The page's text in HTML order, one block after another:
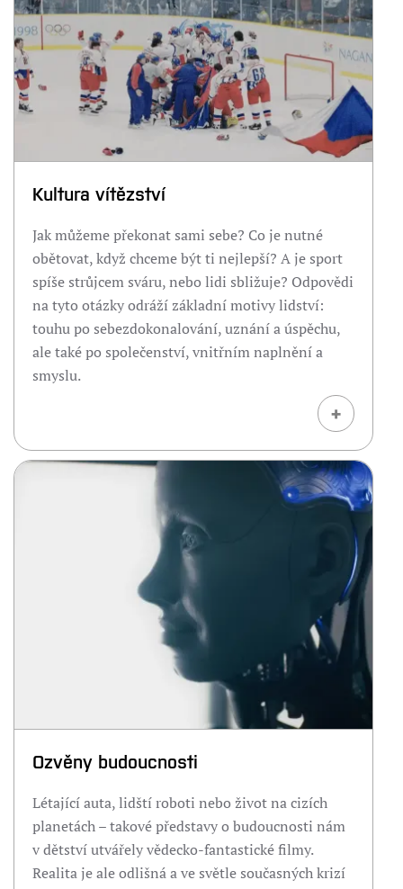
Kultura vítězství
Jak můžeme překonat sami sebe? Co je nutné
obětovat, když chceme být ti nejlepší? A je sport
spíše strůjcem sváru, nebo lidi sbližuje? Odpovědi
na tyto otázky odráží základní motivy lidství:
touhu po sebezdokonalování, uznání a úspěchu,
ale také po společenství, vnitřním naplnění a
smyslu.
+
Ozvěny budoucnosti
Létající auta, lidští roboti nebo život na cizích
planetách –⁠⁠⁠⁠⁠⁠ takové představy o budoucnosti nám
v dětství utvářely vědecko-fantastické filmy.
Realita je ale odlišná a ve světle současných krizí